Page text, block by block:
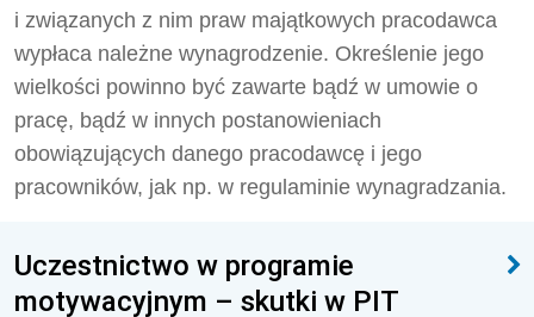
i związanych z nim praw majątkowych pracodawca
wypłaca należne wynagrodzenie. Określenie jego
wielkości powinno być zawarte bądź w umowie o
pracę, bądź w innych postanowieniach
obowiązujących danego pracodawcę i jego
pracowników, jak np. w regulaminie wynagradzania.
Uczestnictwo w programie
motywacyjnym – skutki w PIT